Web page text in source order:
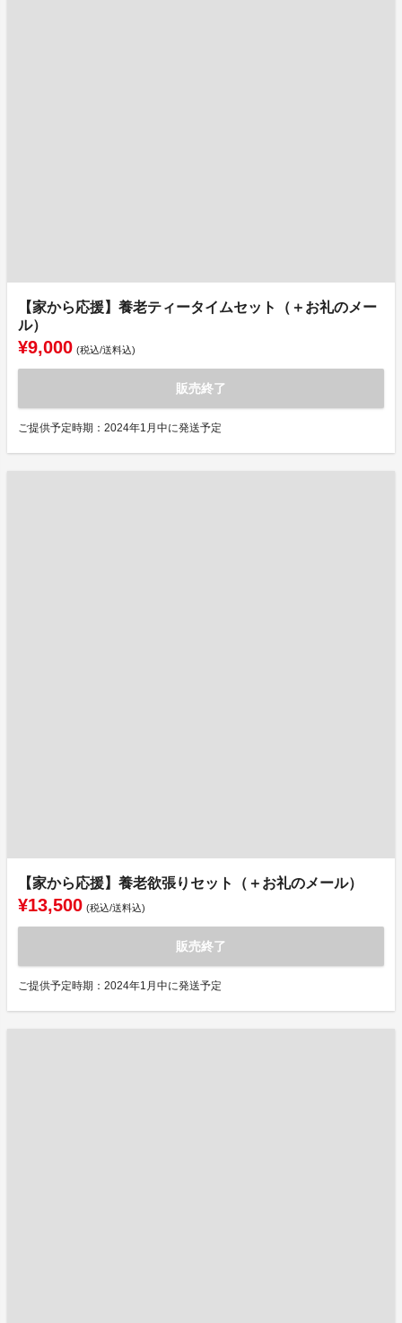
【家から応援】養老ティータイムセット（＋お礼のメー
ル）
¥9,000 (税込/送料込)
販売終了
ご提供予定時期：2024年1月中に発送予定
【家から応援】養老欲張りセット（＋お礼のメール）
¥13,500 (税込/送料込)
販売終了
ご提供予定時期：2024年1月中に発送予定